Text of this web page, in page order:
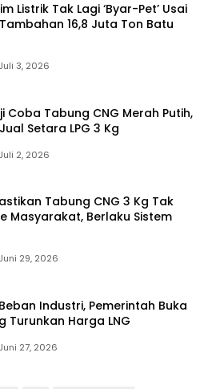
Listrik Tak Lagi ‘Byar-Pet’ Usai
16,8 Juta Ton Batu
Juli 3, 2026
Coba Tabung CNG Merah Putih,
Setara LPG 3 Kg
Juli 2, 2026
Tabung CNG 3 Kg Tak
Masyarakat, Berlaku Sistem
Juni 29, 2026
Industri, Pemerintah Buka
Turunkan Harga LNG
Juni 27, 2026